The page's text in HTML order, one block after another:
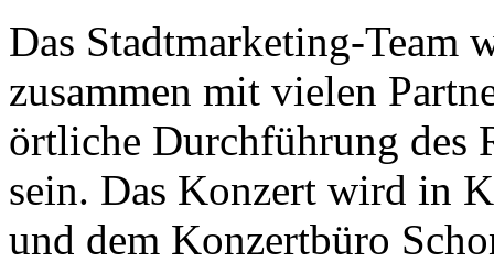
Das Stadtmarketing-Team
zusammen mit vielen
örtliche Durchführung des
sein. Das Konzert wird in
und dem Konzertbüro